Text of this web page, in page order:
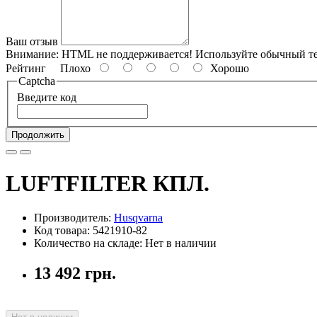
Ваш отзыв
Внимание: HTML не поддерживается! Используйте обычный
Рейтинг Плохо
Хорошо
Captcha
Введите код
Продолжить
LUFTFILTER КПЛ.
Производитель: Husqvarna
Код товара: 5421910-82
Количество на складе: Нет в наличии
13 492 грн.